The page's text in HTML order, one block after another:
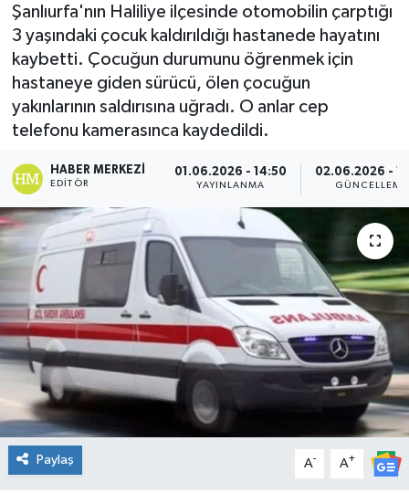
Şanlıurfa'nın Haliliye ilçesinde otomobilin çarptığı
3 yaşındaki çocuk kaldırıldığı hastanede hayatını
kaybetti. Çocuğun durumunu öğrenmek için
hastaneye giden sürücü, ölen çocuğun
yakınlarının saldırısına uğradı. O anlar cep
telefonu kamerasınca kaydedildi.
HABER MERKEZI
EDITÖR
01.06.2026 - 14:50
YAYINLANMA
02.06.2026 -
GÜNCELLEME
Paylaş A- A+
Dünya
Eğitim
Ekonomi
Gündem
İlim & İrfan
Kültür & Sanat
KURDÎ
Sağlık
Sağlık & Yaşam
Tüm Manşetler
Son Dakika Haberleri
Haber Arşivi